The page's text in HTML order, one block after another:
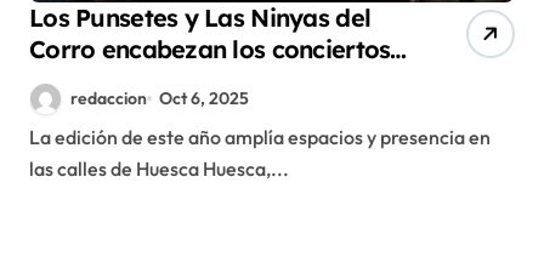
Los Punsetes y Las Ninyas del
Corro encabezan los conciertos
del Spin Festival
redaccion Oct 6, 2025
La edición de este año amplía espacios y presencia en
las calles de Huesca Huesca,...